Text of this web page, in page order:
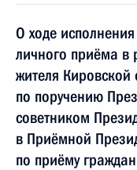
О ходе
личного приёма в
жителя Кировской
по поручению
советником
в Приёмной
по приёму